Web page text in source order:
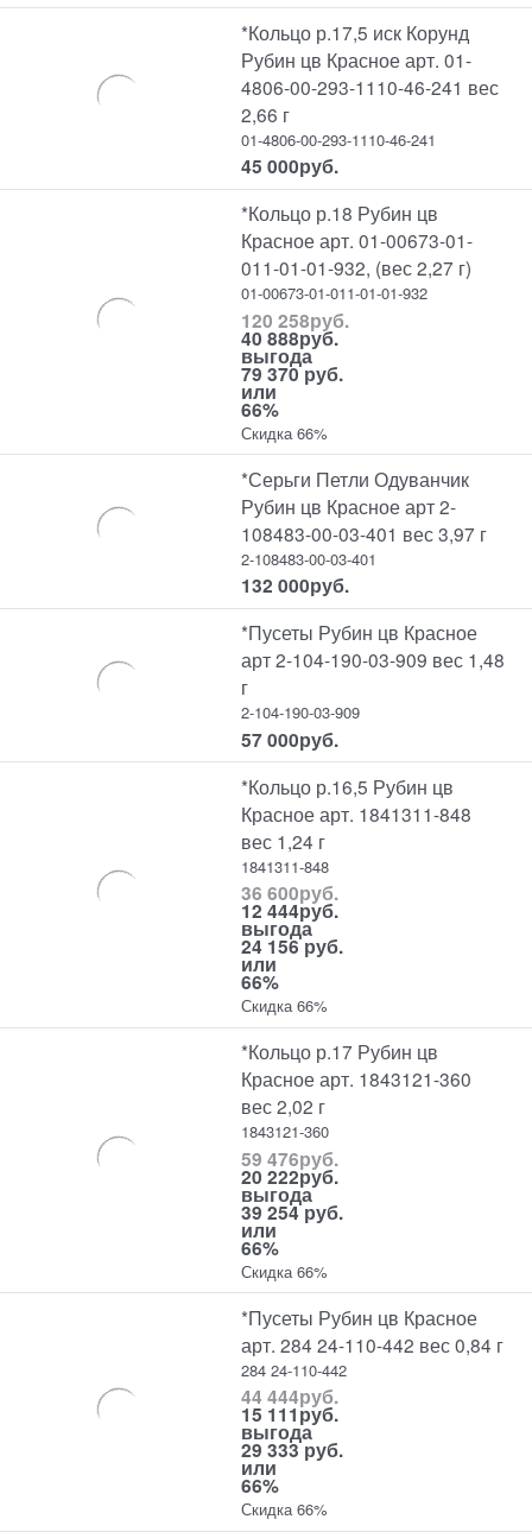
*Кольцо р.17,5 иск Корунд
Рубин цв Красное арт. 01-
4806-00-293-1110-46-241 вес
2,66 г
01-4806-00-293-1110-46-241
45 000руб.
*Кольцо р.18 Рубин цв
Красное арт. 01-00673-01-
011-01-01-932, (вес 2,27 г)
01-00673-01-011-01-01-932
120 258руб.
40 888руб.
выгода
79 370 руб.
или
66%
Скидка 66%
*Серьги Петли Одуванчик
Рубин цв Красное арт 2-
108483-00-03-401 вес 3,97 г
2-108483-00-03-401
132 000руб.
*Пусеты Рубин цв Красное
арт 2-104-190-03-909 вес 1,48
г
2-104-190-03-909
57 000руб.
*Кольцо р.16,5 Рубин цв
Красное арт. 1841311-848
вес 1,24 г
1841311-848
36 600руб.
12 444руб.
выгода
24 156 руб.
или
66%
Скидка 66%
*Кольцо р.17 Рубин цв
Красное арт. 1843121-360
вес 2,02 г
1843121-360
59 476руб.
20 222руб.
выгода
39 254 руб.
или
66%
Скидка 66%
*Пусеты Рубин цв Красное
арт. 284 24-110-442 вес 0,84 г
284 24-110-442
44 444руб.
15 111руб.
выгода
29 333 руб.
или
66%
Скидка 66%